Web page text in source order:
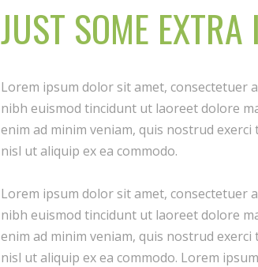
JUST SOME EXTRA
Lorem ipsum dolor sit amet, consectetuer
nibh euismod tincidunt ut laoreet dolore
enim ad minim veniam, quis nostrud
nisl ut aliquip ex ea commodo.
Lorem ipsum dolor sit amet, consectetuer
nibh euismod tincidunt ut laoreet dolore
enim ad minim veniam, quis nostrud
nisl ut aliquip ex ea commodo. Lorem